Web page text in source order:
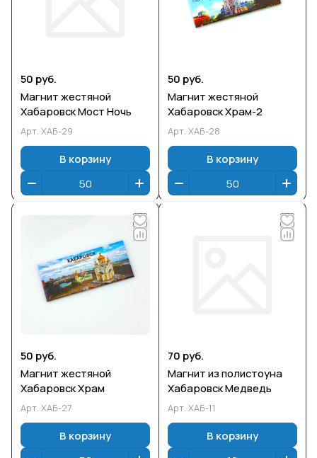
50 руб.
Магнит жестяной
Хабаровск Мост Ночь
Арт. ХАБ-29
В корзину
50 руб.
Магнит жестяной
Хабаровск Храм-2
Арт. ХАБ-28
В корзину
50 руб.
Магнит жестяной
Хабаровск Храм
Арт. ХАБ-27
В корзину
70 руб.
Магнит из полистоуна
Хабаровск Медведь
Арт. ХАБ-11
В корзину